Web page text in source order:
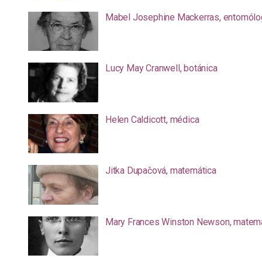
Mabel Josephine Mackerras,
Lucy May Cranwell, botánica
Helen Caldicott, médica
Jitka Dupačová, matemática
Mary Frances Winston Newson,